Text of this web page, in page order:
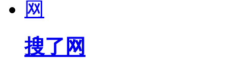
搜了网